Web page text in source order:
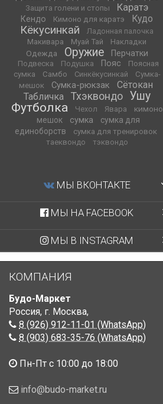
Защита голени и стопы
Каратэ
Кендо Кимоно для каратэ Кудо
Кёкусинкай
Ладонная палочка
Макивара
Муай Тай Накладки
Одежда Оружие Перчатки
Подвеска Подушка Пояс
Поясная
сумка
Самбо Синкёкусинкай
Сумка-
мешок
Сумка-рюкзак
Сётокан
Табличка
Тхэквондо Ушу
Футболка Чехол Явара
кимоно
мешок
сумка
сумка для
единоборств
сумка для тренировок
таеквондо
тэквондо
МЫ ВКОНТАКТЕ
МЫ НА FACEBOOK
МЫ В INSTAGRAM
КОМПАНИЯ
Будо-Маркет
Россия, г. Москва,
8 (926) 912-11-01 (WhatsApp)
8 (903) 683-35-76 (WhatsApp)
Пн-Пт с 10:00 до 18:00
info@budo-market.ru